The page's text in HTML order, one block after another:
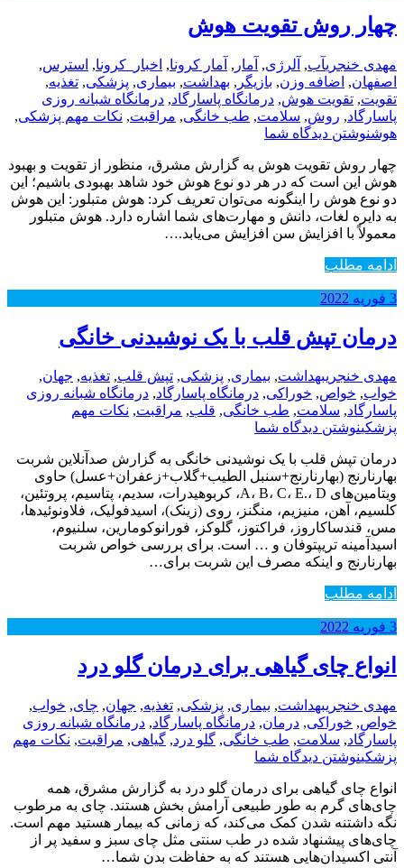
چهار روش تقویت هوش
مهدی خنجریآب, آلرژی, آمار , آمار کرونا, اخبار_کرونا, استرس,
اصفهان, اضافه وزن, بازیگر , بهداشت, بیماری, پزشکی, تغذیه,
تقویت, تقویت هوش, درمانگاه پاسارگاد, درمانگاه شبانه روزی
پاسارگاد, روش, سلامت, طب خانگی, مراقبت, نکات مهم پزشکی,
هوشنوشتن دیدگاه شما
چهار روش تقویت هوش به گزارش مشرق، منظور از تقویت و بهبود
هوش این است که در هر دو نوع هوش خود شاهد بهبودی باشیم؛ این
دو نوع هوش را اینگونه می‌توان تعریف کرد: هوش متبلور: این هوش
به دایره لغات، دانش و مهارت‌های شما اشاره دارد. هوش متبلور
معمولاً با افزایش سن افزایش می‌یابد.…
ادامه مطلب
3 فوریه 2022
درمان تپش قلب با یک نوشیدنی خانگی
مهدی خنجریبهداشت, بیماری, پزشکی, تپش قلب, تغذیه, جهان,
خواب, خواص, خوراکی, درمانگاه پاسارگاد, درمانگاه شبانه روزی
پاسارگاد, سلامت, طب خانگی, قلب, مراقبت, نکات مهم
پزشکینوشتن دیدگاه شما
درمان تپش قلب با یک نوشیدنی خانگی به گزارش صدآنلاین شربت
بهارنارنج (بهارنارنج+سنبل الطیب+گلاب+زعفران+عسل) حاوی
ویتامین‌های A، B، C، E.، D، کربوهیدرات، سدیم، پتاسیم، پروتئین،
کلسیم، آهن، منیزیم، منگنز، روی (زینک)، اسیدفولیک، فلاونوئیدها،
مس، قندساکاروز، فراکتوز، گلوکز، فورانوکومارین، سلنیوم،
اسیدآمینه تریپتوفان و … است. برای بررسی خواص شربت
بهارنارنج و اینکه مصرف این شربت برای…
ادامه مطلب
3 فوریه 2022
انواع چای گیاهی برای درمان گلو درد
مهدی خنجریبهداشت, بیماری, پزشکی, تغذیه, جهان, چای, خواب,
خواص, خوراکی, درمان, درمانگاه پاسارگاد, درمانگاه شبانه روزی
پاسارگاد, سلامت, طب خانگی, گلو درد, گیاهی, مراقبت, نکات مهم
پزشکینوشتن دیدگاه شما
انواع چای گیاهی برای درمان گلو درد به گزارش مشرق، همه
چای‌های گرم به طور طبیعی آرامش بخش هستند. چای به مرطوب
نگه داشتنه شدن کمک می‌کند، که زمانی که بیمار هستید مهم است.
چای‌های پیشنهاد شده در طب سنتی مثل چای سبز و سفید پر از
آنتی اکسیدان‌هایی هستند که به حفاظت بدن شما…